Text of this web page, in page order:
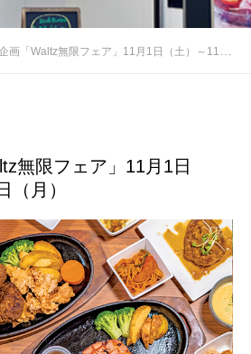
「Waltz無限フェア」11月1日（土）～11月10日（月）
無限フェア」11月1日
（月）